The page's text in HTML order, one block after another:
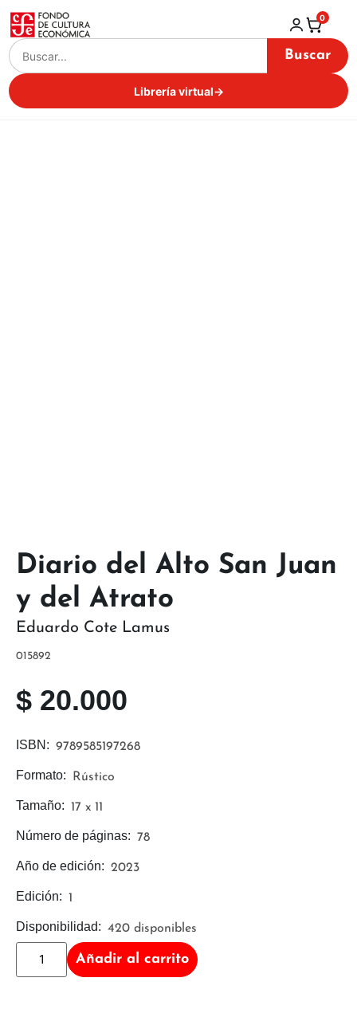
Buscar
Librería virtual→
0
Añadir al carrito
Disponibilidad: 420 disponibles
Edición: 1
Año de edición: 2023
Número de páginas: 78
Tamaño: 17 x 11
Formato: Rústico
ISBN: 9789585197268
$ 20.000
015892
Eduardo Cote Lamus
Diario del Alto San Juan
y del Atrato